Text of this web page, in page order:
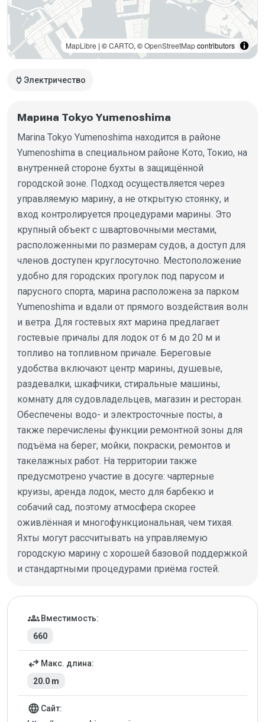
power Электричество
Марина Tokyo Yumenoshima
Marina Tokyo Yumenoshima находится в районе
Yumenoshima в специальном районе Кото, Токио, на
внутренней стороне бухты в защищённой
городской зоне. Подход осуществляется через
управляемую марину, а не открытую стоянку, и
вход контролируется процедурами марины. Это
крупный объект с швартовочными местами,
расположенными по размерам судов, а доступ для
членов доступен круглосуточно. Местоположение
удобно для городских прогулок под парусом и
парусного спорта, марина расположена за парком
Yumenoshima и вдали от прямого воздействия волн
и ветра. Для гостевых яхт марина предлагает
гостевые причалы для лодок от 6 м до 20 м и
топливо на топливном причале. Береговые
удобства включают центр марины, душевые,
раздевалки, шкафчики, стиральные машины,
комнату для судовладельцев, магазин и ресторан.
Обеспечены водо- и электросточные посты, а
также перечислены функции ремонтной зоны для
подъёма на берег, мойки, покраски, ремонтов и
такелажных работ. На территории также
предусмотрено участие в досуге: чартерные
круизы, аренда лодок, место для барбекю и
собачий сад, поэтому атмосфера скорее
оживлённая и многофункциональная, чем тихая.
Яхты могут рассчитывать на управляемую
городскую марину с хорошей базовой поддержкой
и стандартными процедурами приёма гостей.
Детали марины
groupsВместимость:
660
swap_horiz Макс. длина:
20.0 m
language Сайт:
MapLibre | ©CARTO, ©OpenStreetMapcontributors